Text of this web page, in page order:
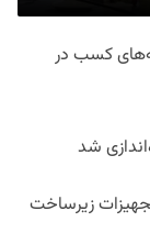
کسب در
شد
زیرساخت